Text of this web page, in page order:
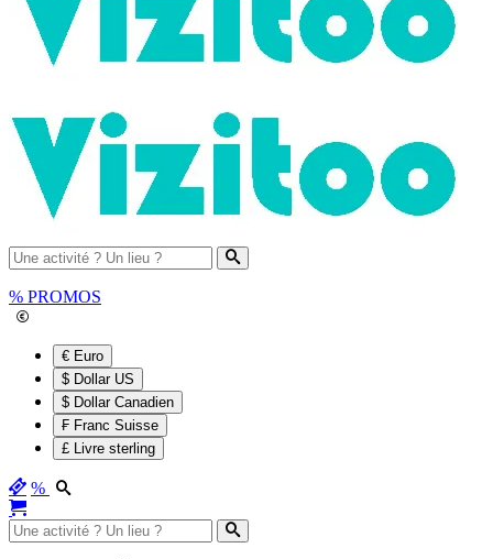
% PROMOS
€ Euro
$ Dollar US
$ Dollar Canadien
₣ Franc Suisse
£ Livre sterling
%